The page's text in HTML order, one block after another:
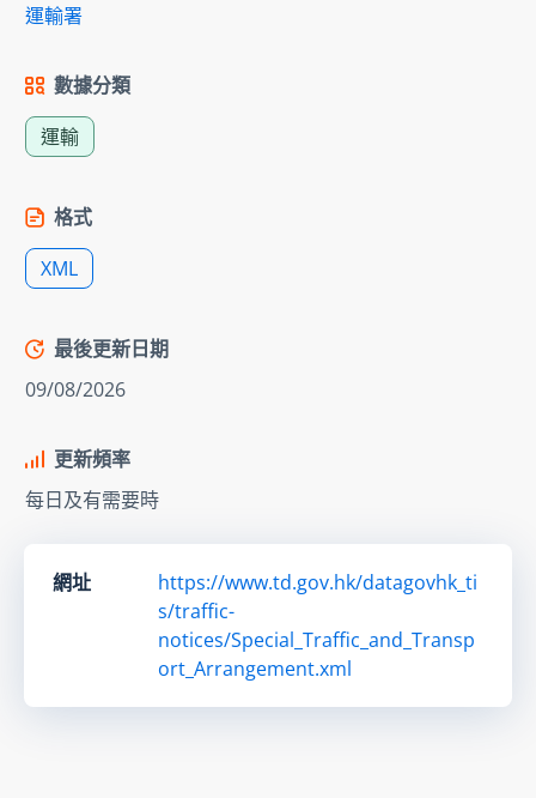
運輸署
數據分類
運輸
格式
XML
最後更新日期
09/08/2026
更新頻率
每日及有需要時
網址
https://www.td.gov.hk/datagovhk_ti
s/traffic-
notices/Special_Traffic_and_Transp
ort_Arrangement.xml